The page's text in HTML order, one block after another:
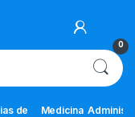
0
de
Medicina